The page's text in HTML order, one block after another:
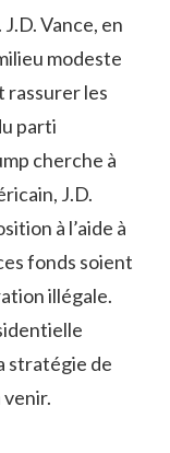
Vance, en
modeste
rassurer les
parti
cherche à
J.D.
à l’aide à
fonds soient
illégale.
stratégie de